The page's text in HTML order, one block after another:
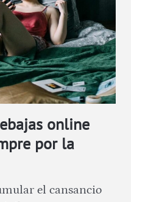
online
por la
el cansancio